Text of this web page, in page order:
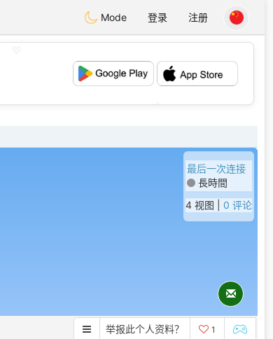
Mode 登录 注册
💕
最后一次连接
長時間
4 视图 | 0 评论
举报此个人资料？ 1